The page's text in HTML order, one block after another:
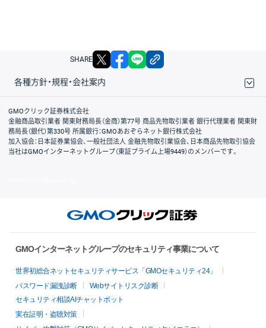
SHARE X facebook
各種方針・規程・会社案内
取引規程・約款
サイトマップ
その他のご案内
個人情報保護方針
最良執行方針
サイトのご利用について
ディスクレイマー
信託保全
リスク説明
会社案内
GMOクリック証券株式会社
金融商品取引業者 関東財務局長（金商）第77号 商品先物取引業者 銀行代理業者 関東財
務局長（銀代）第330号 所属銀行：GMOあおぞらネット銀行株式会社
加入協会：日本証券業協会、一般社団法人 金融先物取引業協会、日本商品先物取引協会
当社はGMOインターネットグループ（東証プライム上場9449）のメンバーです。
GMOインターネットグループのセキュリティ事業について
世界初総合ネットセキュリティサービス「GMOセキュリティ24」
パスワード漏洩診断
Webサイトリスク診断
セキュリティ相談AIチャットボット
実在証明・盗聴対策